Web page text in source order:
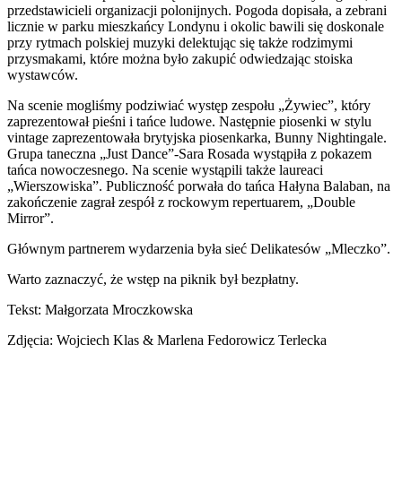
przedstawicieli organizacji polonijnych. Pogoda dopisała, a zebrani
licznie w parku mieszkańcy Londynu i okolic bawili się doskonale
przy rytmach polskiej muzyki delektując się także rodzimymi
przysmakami, które można było zakupić odwiedzając stoiska
wystawców.
Na scenie mogliśmy podziwiać występ zespołu „Żywiec”, który
zaprezentował pieśni i tańce ludowe. Następnie piosenki w stylu
vintage zaprezentowała brytyjska piosenkarka, Bunny Nightingale.
Grupa taneczna „Just Dance”-Sara Rosada wystąpiła z pokazem
tańca nowoczesnego. Na scenie wystąpili także laureaci
„Wierszowiska”. Publiczność porwała do tańca Hałyna Balaban, na
zakończenie zagrał zespół z rockowym repertuarem, „Double
Mirror”.
Głównym partnerem wydarzenia była sieć Delikatesów „Mleczko”.
Warto zaznaczyć, że wstęp na piknik był bezpłatny.
Tekst: Małgorzata Mroczkowska
Zdjęcia: Wojciech Klas & Marlena Fedorowicz Terlecka